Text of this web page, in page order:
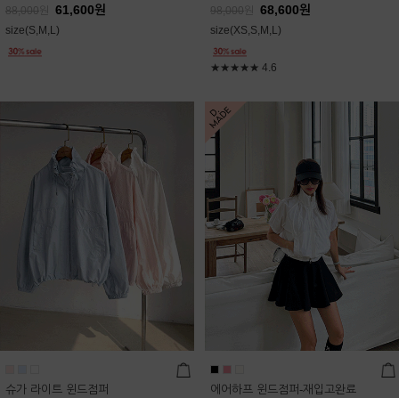
88,000 61,600원
size(S,M,L)
98,000 68,600원
size(XS,S,M,L)
★★★★★ 4.6
슈가 라이트 윈드점퍼 에어하프 윈드점퍼-재입고완료